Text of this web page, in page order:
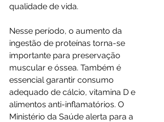
qualidade de vida.
Nesse período, o aumento da
ingestão de proteínas torna-se
importante para preservação
muscular e óssea. Também é
essencial garantir consumo
adequado de cálcio, vitamina D e
alimentos anti-inflamatórios. O
Ministério da Saúde alerta para a